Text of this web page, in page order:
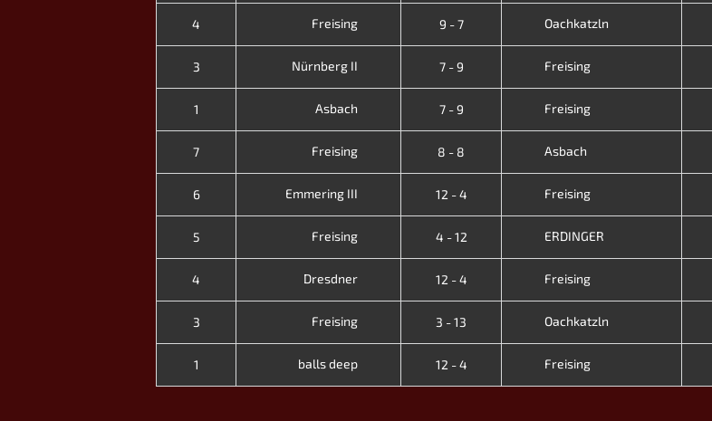
4 Freising 9 - 7 Oachkatzln
3 Nürnberg II 7 - 9 Freising
1 Asbach 7 - 9 Freising
7 Freising 8 - 8 Asbach
6 Emmering III 12 - 4 Freising
5 Freising 4 - 12 ERDINGER
4 Dresdner 12 - 4 Freising
3 Freising 3 - 13 Oachkatzln
1 balls deep 12 - 4 Freising